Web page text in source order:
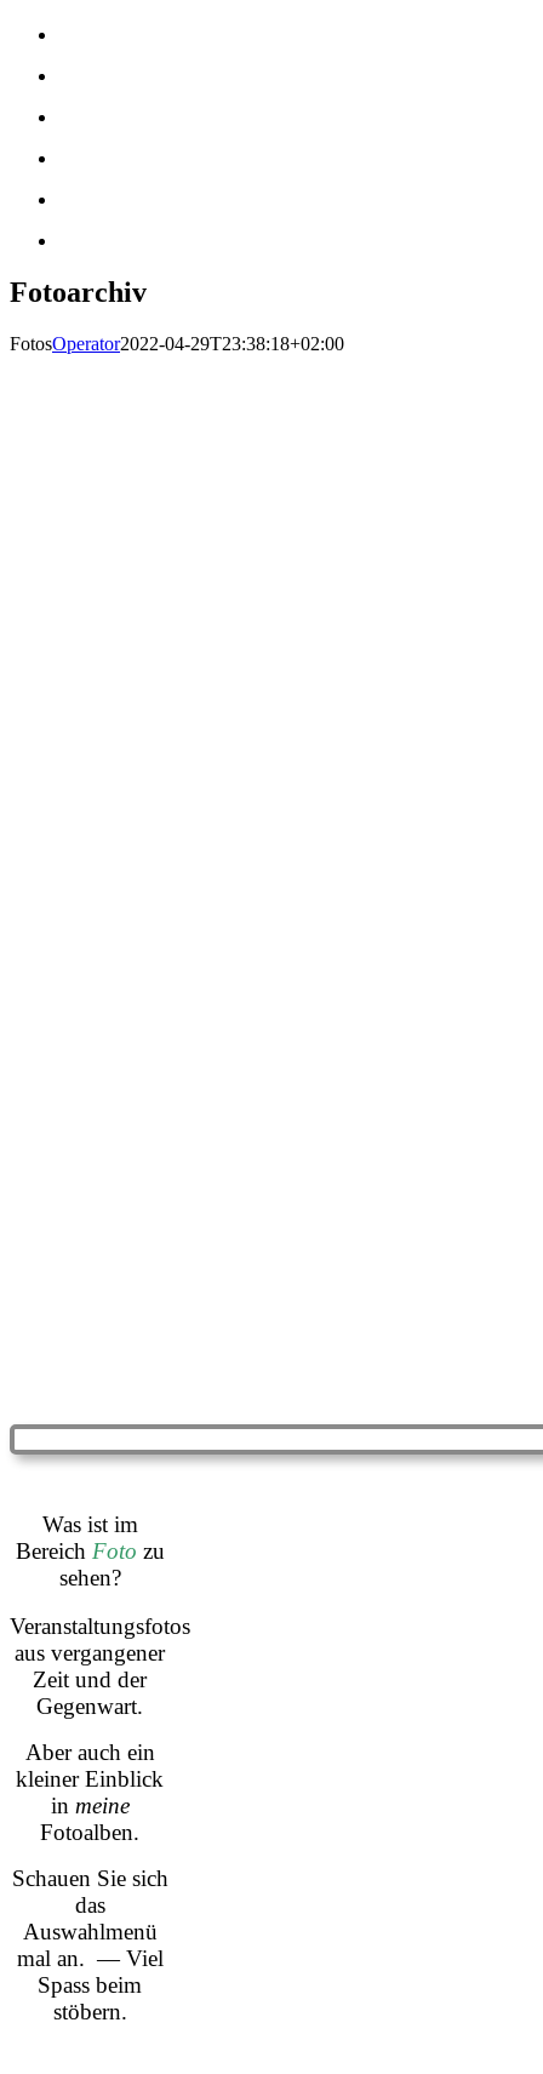
Fotoarchiv
FotosOperator2022-04-29T23:38:18+02:00
Was ist im
Bereich Foto zu
sehen?
Veranstaltungsfotos
aus vergangener
Zeit und der
Gegenwart.
Aber auch ein
kleiner Einblick
in meine
Fotoalben.
Schauen Sie sich
das
Auswahlmenü
mal an. — Viel
Spass beim
stöbern.